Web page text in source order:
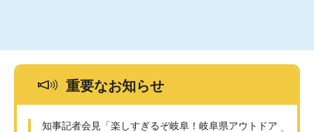
重要なお知らせ
知事記者会見「楽しすぎるぞ岐阜！岐阜県アウトドア